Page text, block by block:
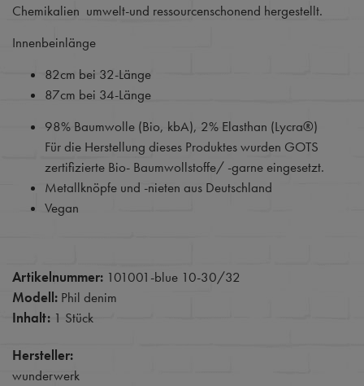
Chemikalien umwelt-und ressourcenschonend hergestellt.
Innenbeinlänge
82cm bei 32-Länge
87cm bei 34-Länge
98% Baumwolle (Bio, kbA), 2% Elasthan (Lycra®)
Für die Herstellung dieses Produktes wurden GOTS
zertifizierte Bio- Baumwollstoffe/ -garne eingesetzt.
Metallknöpfe und -nieten aus Deutschland
Vegan
Artikelnummer: 101001-blue 10-30/32
Modell: Phil denim
Inhalt: 1 Stück
Hersteller:
wunderwerk